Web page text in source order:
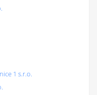
1 s.r.o.